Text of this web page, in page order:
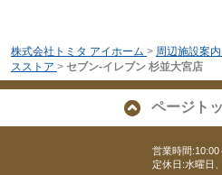
株式会社トミタ アイホーム > 周辺施設案内
スストア > セブン‐イレブン 杉並大宮店
ページト
営業時間:10:00
定休日:水曜日